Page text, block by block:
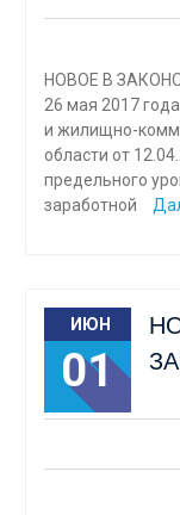
НОВОЕ В
26 мая 2017
и жилищно-
области от
предельного
заработной
ИЮН
01